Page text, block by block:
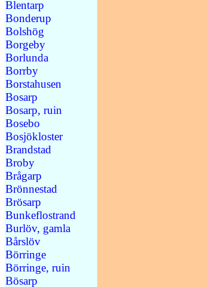
Blentarp
Bonderup
Bolshög
Borgeby
Borlunda
Borrby
Borstahusen
Bosarp
Bosarp, ruin
Bosebo
Bosjökloster
Brandstad
Broby
Brågarp
Brönnestad
Brösarp
Bunkeflostrand
Burlöv, gamla
Bårslöv
Börringe
Börringe, ruin
Bösarp